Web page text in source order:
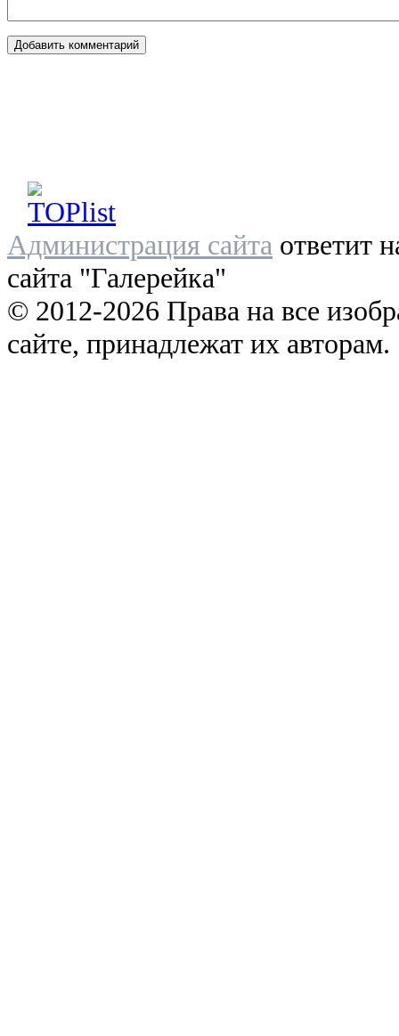
Администрация сайта ответит
сайта "Галерейка"
© 2012-2026 Права на все
сайте, принадлежат их авторам.